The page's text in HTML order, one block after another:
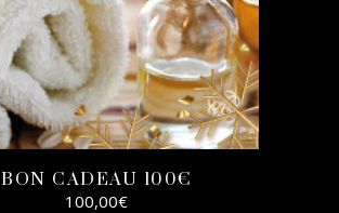
BON CADEAU 100€
100,00€